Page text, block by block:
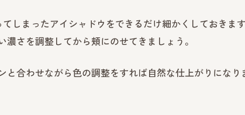
てしまったアイシャドウをできるだけ細かくしておきま
濃さを調整してから頬にのせてきましょう。
と合わせながら色の調整をすれば自然な仕上がりになり